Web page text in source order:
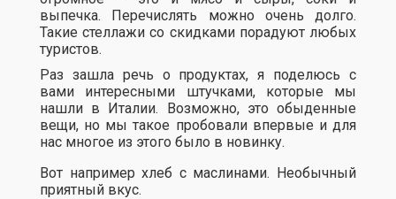
выпечка. Перечислять можно очень долго.
Такие стеллажи со скидками порадуют любых
туристов.
Раз зашла речь о продуктах, я поделюсь с
вами интересными штучками, которые мы
нашли в Италии. Возможно, это обыденные
вещи, но мы такое пробовали впервые и для
нас многое из этого было в новинку.
Вот например хлеб с маслинами. Необычный
приятный вкус.